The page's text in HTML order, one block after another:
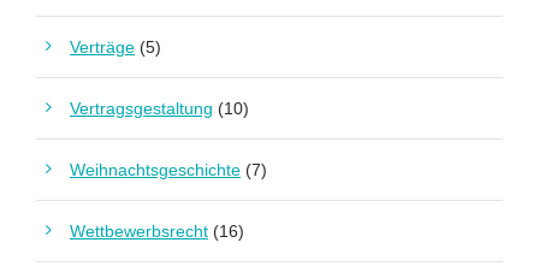
Verträge (5)
Vertragsgestaltung (10)
Weihnachtsgeschichte (7)
Wettbewerbsrecht (16)